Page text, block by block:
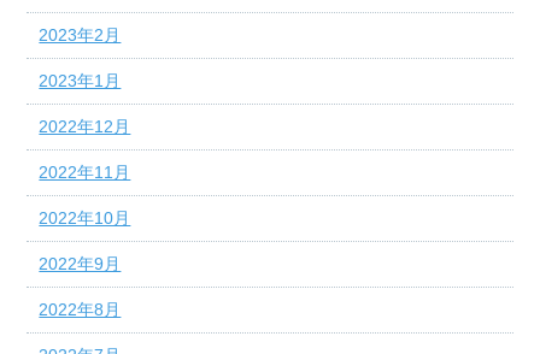
2023年2月
2023年1月
2022年12月
2022年11月
2022年10月
2022年9月
2022年8月